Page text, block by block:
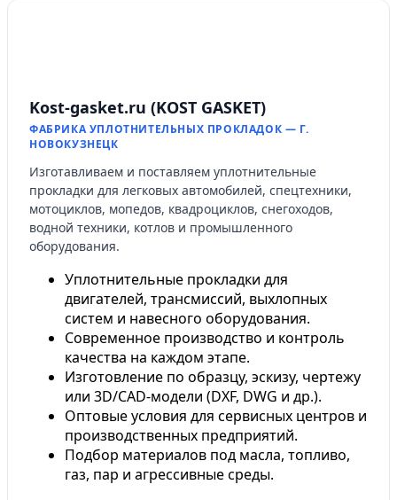
Kost-gasket.ru (KOST GASKET)
ФАБРИКА УПЛОТНИТЕЛЬНЫХ ПРОКЛАДОК — Г.
НОВОКУЗНЕЦК
Изготавливаем и поставляем уплотнительные
прокладки для легковых автомобилей, спецтехники,
мотоциклов, мопедов, квадроциклов, снегоходов,
водной техники, котлов и промышленного
оборудования.
Уплотнительные прокладки для
двигателей, трансмиссий, выхлопных
систем и навесного оборудования.
Современное производство и контроль
качества на каждом этапе.
Изготовление по образцу, эскизу, чертежу
или 3D/CAD-модели (DXF, DWG и др.).
Оптовые условия для сервисных центров и
производственных предприятий.
Подбор материалов под масла, топливо,
газ, пар и агрессивные среды.